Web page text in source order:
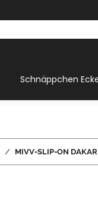
Schnäppchen
MIVV-SLIP-ON